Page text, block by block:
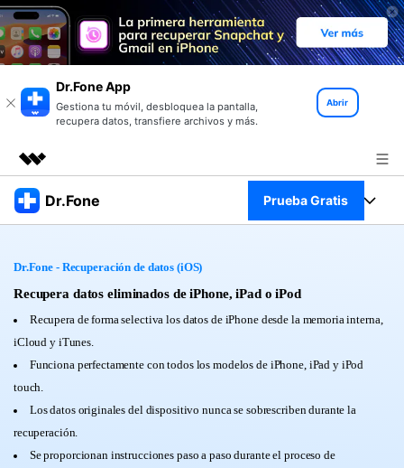
Dr.Fone App
Gestiona tu móvil, desbloquea la pantalla,
recupera datos, transfiere archivos y más.
Abrir
Productos destacados
Soluciones
Quiénes somos
Dr.Fone Prueba Gratis
Ver Kit Completo >
Productos
Para PC
Para Celular
Herramientas Online
Recursos
Descubre lo mejor de Dr.Fone
Guías
Blog
Desbloqueo FRP en Android 16
Dr.Fone - Recuperación de datos (iOS)
Recupera datos eliminados de iPhone, iPad o iPod
Recupera de forma selectiva los datos de iPhone desde la memoria interna,
iCloud y iTunes.
Funciona perfectamente con todos los modelos de iPhone, iPad y iPod
touch.
Los datos originales del dispositivo nunca se sobrescriben durante la
recuperación.
Se proporcionan instrucciones paso a paso durante el proceso de